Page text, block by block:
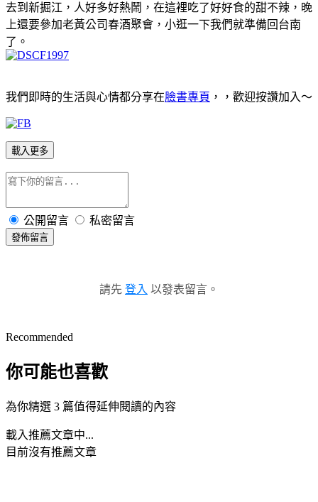
去到新掘江，人好多好熱鬧，在這裡吃了好好食的甜不辣，晚
上還要參加老黃公司春酒聚會，小逛一下我們就準備回台南
了。
我們即時的生活與心情都分享在臉書專頁 ，，歡迎按讚加入～
載入更多
公開留言 私密留言
發佈留言
請先 登入 以發表留言。
Recommended
你可能也喜歡
為你精選 3 篇值得延伸閱讀的內容
載入推薦文章中...
目前沒有推薦文章